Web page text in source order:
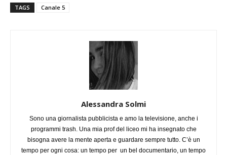
TAGS Canale 5
Alessandra Solmi
Sono una giornalista pubblicista e amo la televisione, anche i
programmi trash. Una mia prof del liceo mi ha insegnato che
bisogna avere la mente aperta e guardare sempre tutto. C’è un
tempo per ogni cosa: un tempo per un bel documentario, un tempo